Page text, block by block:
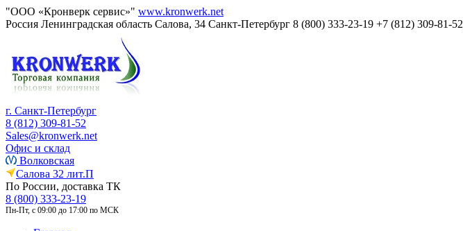
"ООО «Кронверк сервис»" www.kronwerk.net
Россия Ленинградская область Салова, 34 Санкт-Петербург 8 (800) 333-23-19 +7 (812) 309-81-52
г. Санкт-Петербург
8 (812) 309-81-52
Sales@kronwerk.net
Офис и склад
Волковская
Салова 32 лит.П
По России, доставка ТК
8 (800) 333-23-19
Пн-Пт, с 09:00 до 17:00 по МСК